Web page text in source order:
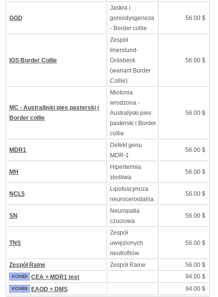
GGD
Jaskra i
goniodysgeneza
- Border collie
56.00 $
IGS Border Collie
Zespół
Imerslund-
Gräsbeck
(wariant Border
Collie)
56.00 $
MC - Australijski pies pasterski i
Border collie
Miotonia
wrodzona -
Australijski pies
pasterski i Border
collie
56.00 $
MDR1
Defekt genu
MDR-1
56.00 $
MH
Hipertermia
złośliwa
56.00 $
NCL5
Lipofuscynoza
neuroceroidalna
56.00 $
SN
Neuropatia
czuciowa
56.00 $
TNS
Zespół
uwięzionych
neutrofilów
56.00 $
Zespół Raine Zespół Raine 56.00 $
KOMBI CEA + MDR1 test 94.00 $
KOMBI EAOD + DMS 94.00 $